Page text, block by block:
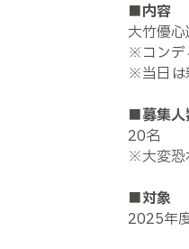
■内容
大竹優
※コンデ
※当日は
■募集人
20名
※大変恐
■対象
2025年